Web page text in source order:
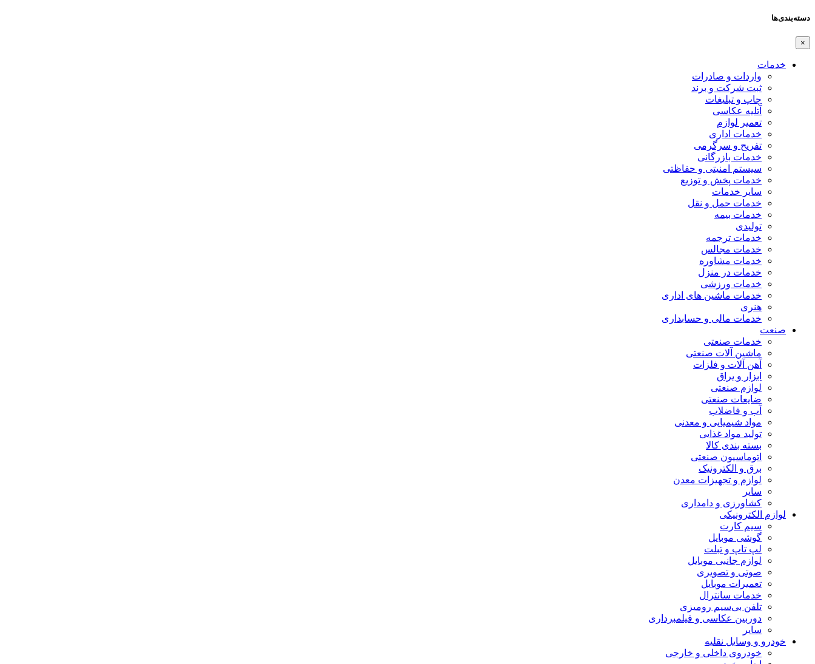
دسته‌بندی‌ها
×
خدمات
واردات و صادرات
ثبت شرکت و برند
چاپ و تبلیغات
آتلیه عکاسی
تعمیر لوازم
خدمات اداری
تفریح و سرگرمی
خدمات بازرگانی
سیستم امنیتی و حفاظتی
خدمات پخش و توزیع
سایر خدمات
خدمات حمل و نقل
خدمات بیمه
تولیدی
خدمات ترجمه
خدمات مجالس
خدمات مشاوره
خدمات در منزل
خدمات ورزشی
خدمات ماشین های اداری
هنری
خدمات مالی و حسابداری
صنعت
خدمات صنعتی
ماشین آلات صنعتی
آهن آلات و فلزات
ابزار و یراق
لوازم صنعتی
ضایعات صنعتی
آب و فاضلاب
مواد شیمیایی و معدنی
تولید مواد غذایی
بسته بندی کالا
اتوماسیون صنعتی
برق و الکترونیک
لوازم و تجهیزات معدن
سایر
کشاورزی و دامداری
لوازم الکترونیکی
سیم کارت
گوشی موبایل
لپ تاپ و تبلت
لوازم جانبی موبایل
صوتی و تصویری
تعمیرات موبایل
خدمات سانترال
تلفن بی‌سیم رومیزی
دوربین عکاسی و فیلمبرداری
سایر
خودرو و وسایل نقلیه
خودروی داخلی و خارجی